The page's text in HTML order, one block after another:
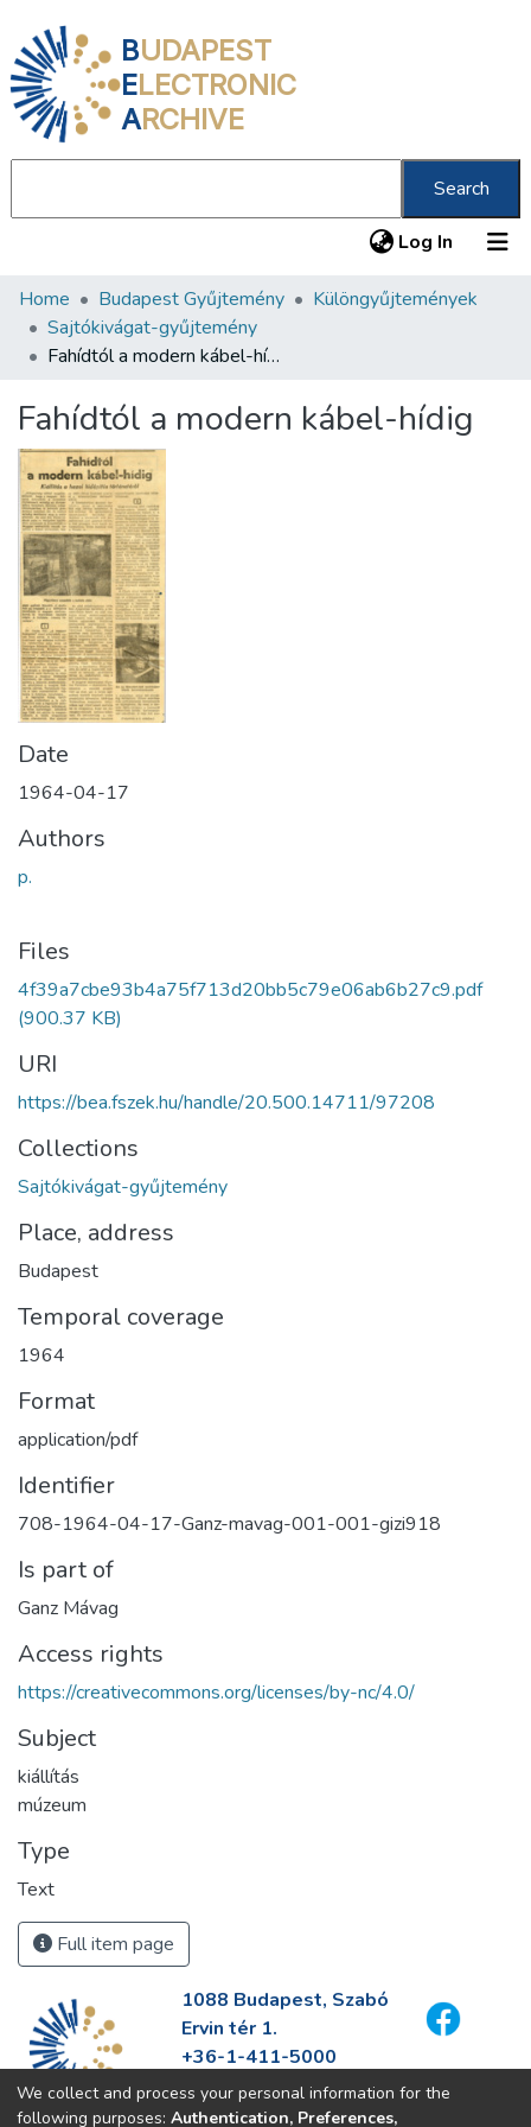
BUDAPEST
ELECTRONIC
ARCHIVE
Search
Log In (current)
Communities & Collections
All of DSpace
About us
Home Budapest Gyűjtemény
Különgyűjtemények
Sajtókivágat-gyűjtemény
Fahídtól a modern kábel-hídig
Fahídtól a modern kábel-hídig
Date
1964-04-17
Authors
p.
Files
4f39a7cbe93b4a75f713d20bb5c79e06ab6b27c9.pdf
(900.37 KB)
URI
https://bea.fszek.hu/handle/20.500.14711/97208
Collections
Sajtókivágat-gyűjtemény
Place, address
Budapest
Temporal coverage
1964
Format
application/pdf
Identifier
708-1964-04-17-Ganz-mavag-001-001-gizi918
Is part of
Ganz Mávag
Access rights
https://creativecommons.org/licenses/by-nc/4.0/
Subject
kiállítás
múzeum
Type
Text
Full item page
1088 Budapest, Szabó
Ervin tér 1.
+36-1-411-5000
info@fszek.hu
https://fszek.hu
We collect and process your personal information for the
following purposes: Authentication, Preferences,